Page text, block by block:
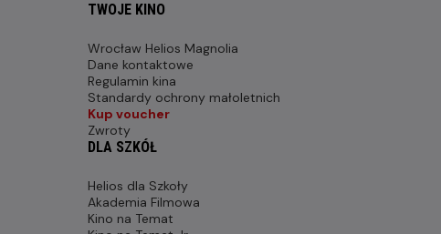
TWOJE KINO
Wrocław Helios Magnolia
Dane kontaktowe
Regulamin kina
Standardy ochrony małoletnich
Kup voucher
Zwroty
DLA SZKÓŁ
Helios dla Szkoły
Akademia Filmowa
Kino na Temat